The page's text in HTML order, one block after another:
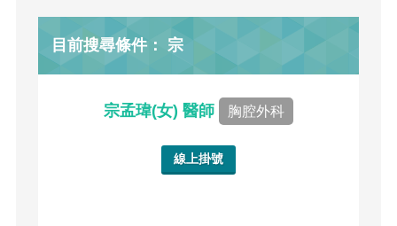
目前搜尋條件： 宗
宗孟瑋(女) 醫師 胸腔外科
線上掛號